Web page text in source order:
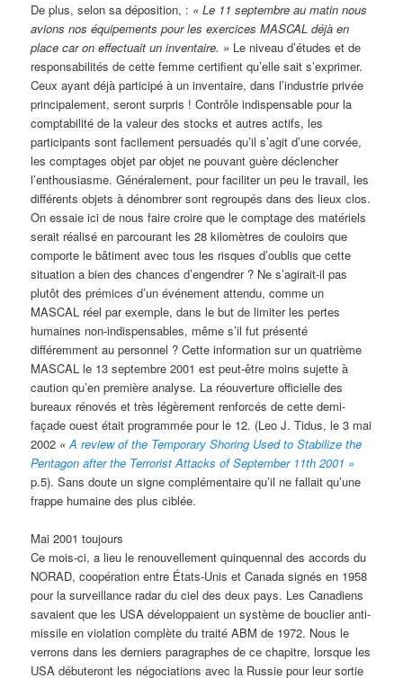
De plus, selon sa déposition, : «Le 11 septembre au matin nous
avions nos équipements pour les exercices MASCAL déjà en
place car on effectuait un inventaire. » Le niveau d’études et de
responsabilités de cette femme certifient qu’elle sait s’exprimer.
Ceux ayant déjà participé à un inventaire, dans l’industrie privée
principalement, seront surpris ! Contrôle indispensable pour la
comptabilité de la valeur des stocks et autres actifs, les
participants sont facilement persuadés qu’il s’agit d’une corvée,
les comptages objet par objet ne pouvant guère déclencher
l’enthousiasme. Généralement, pour faciliter un peu le travail, les
différents objets à dénombrer sont regroupés dans des lieux clos.
On essaie ici de nous faire croire que le comptage des matériels
serait réalisé en parcourant les 28 kilomètres de couloirs que
comporte le bâtiment avec tous les risques d’oublis que cette
situation a bien des chances d’engendrer ? Ne s’agirait-il pas
plutôt des prémices d’un événement attendu, comme un
MASCAL réel par exemple, dans le but de limiter les pertes
humaines non-indispensables, même s’il fut présenté
différemment au personnel ? Cette information sur un quatrième
MASCAL le 13 septembre 2001 est peut-être moins sujette à
caution qu’en première analyse. La réouverture officielle des
bureaux rénovés et très légèrement renforcés de cette demi-
façade ouest était programmée pour le 12. (Leo J. Tidus, le 3 mai
2002 «A review of the Temporary Shoring Used to Stabilize the
Pentagon after the Terrorist Attacks of September 11th 2001 »
p.5). Sans doute un signe complémentaire qu’il ne fallait qu’une
frappe humaine des plus ciblée.
Mai 2001 toujours
Ce mois-ci, a lieu le renouvellement quinquennal des accords du
NORAD, coopération entre États-Unis et Canada signés en 1958
pour la surveillance radar du ciel des deux pays. Les Canadiens
savaient que les USA développaient un système de bouclier anti-
missile en violation complète du traité ABM de 1972. Nous le
verrons dans les derniers paragraphes de ce chapitre, lorsque les
USA débuteront les négociations avec la Russie pour leur sortie